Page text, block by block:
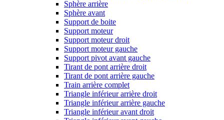
Sphère arrière
Sphère avant
Support de boite
Support moteur
Support moteur droit
Support moteur gauche
Support pivot avant gauche
Tirant de pont arrière droit
Tirant de pont arrière gauche
Train arrière complet
Triangle inférieur arrière droit
Triangle inférieur arrière gauche
Triangle inférieur avant droit